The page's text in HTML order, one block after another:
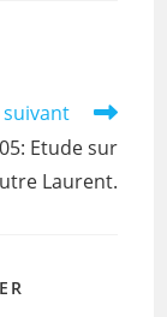
Etude sur
Laurent.